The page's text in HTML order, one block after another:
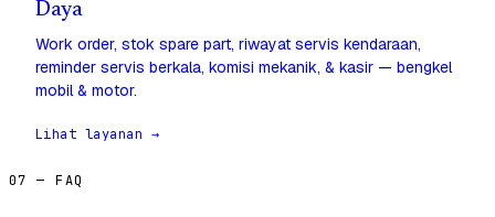
Daya
Work order, stok spare part, riwayat servis kendaraan,
reminder servis berkala, komisi mekanik, & kasir — bengkel
mobil & motor.
Lihat layanan →
07 — FAQ